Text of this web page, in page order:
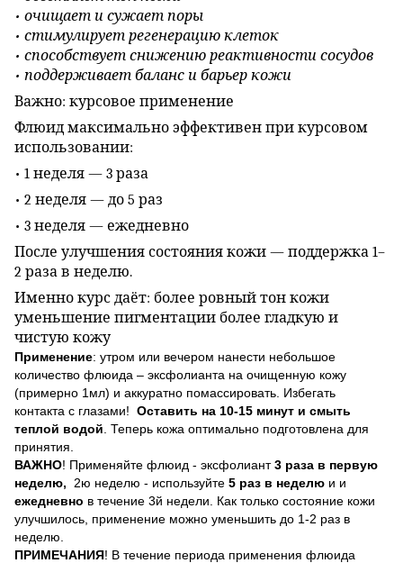
• очищает и сужает поры
• стимулирует регенерацию клеток
• способствует снижению реактивности сосудов
• поддерживает баланс и барьер кожи
Важно: курсовое применение
Флюид максимально эффективен при курсовом
использовании:
• 1 неделя — 3 раза
• 2 неделя — до 5 раз
• 3 неделя — ежедневно
После улучшения состояния кожи — поддержка 1–
2 раза в неделю.
Именно курс даёт: более ровный тон кожи
уменьшение пигментации более гладкую и
чистую кожу
Применение: утром или вечером нанести небольшое
количество флюида – эксфолианта на очищенную кожу
(примерно 1мл) и аккуратно помассировать. Избегать
контакта с глазами! Оставить на 10-15 минут и смыть
теплой водой . Теперь кожа оптимально подготовлена для
принятия.
ВАЖНО! Применяйте флюид - эксфолиант3 раза в первую
неделю, 2ю неделю - используйте 5 раз в неделю и и
ежедневно в течение 3й недели. Как только состояние кожи
улучшилось, применение можно уменьшить до 1-2 раз в
неделю.
ПРИМЕЧАНИЯ! В течение периода применения флюида